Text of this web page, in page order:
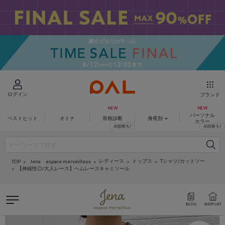
ログイン ブランド
ベストヒット オトナ 骨格診断 身長別
パーソナル
カラー
TOP Jena espace merveilleux レディース トップス
Tシャツ/カットソー
【伸縮性◎/大人レース】ヘムレースキャミソール